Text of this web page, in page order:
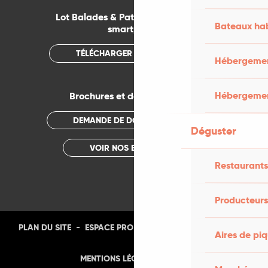
Bateaux
Déguster
Aires de
Lot Balades & Patrimoines sur votre
smartphone
TÉLÉCHARGER L'APPLICATION
Brochures et documentations
DEMANDE DE DOCUMENTATION
VOIR NOS BROCHURES
PLAN DU SITE - ESPACE PRO
MENTIONS LÉGALES